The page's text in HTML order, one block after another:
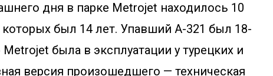
дня в парке Metrojet находилось 10
был 14 лет. Упавший А-321 был 18-
была в эксплуатации у турецких и
версия произошедшего — техническая